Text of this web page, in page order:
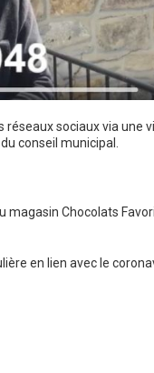
sociaux via une
conseil municipal.
Chocolats
en lien avec le